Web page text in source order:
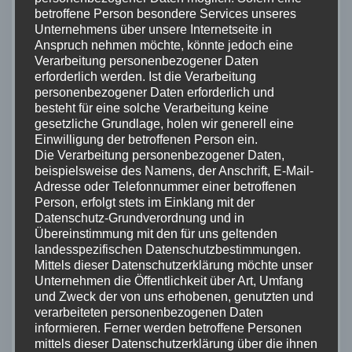
Informationen nach den allgemeinen Gesetzen
bleiben hiervon unberührt. Eine diesbezügliche
Haftung ist jedoch erst ab dem Zeitpunkt der
Kenntnis einer konkreten Rechtsverletzung
möglich. Bei Bekanntwerden von entsprechenden
Rechtsverletzungen werden wir diese Inhalte
umgehend entfernen.
Haftung für Links
Unser Angebot enthält Links zu externen Websites
Dritter, auf deren Inhalte wir keinen Einfluss haben.
Deshalb können wir für diese fremden Inhalte auch
keine Gewähr übernehmen. Für die Inhalte der
verlinkten Seiten ist stets der jeweilige Anbieter
oder Betreiber der Seiten verantwortlich. Die
verlinkten Seiten wurden zum Zeitpunkt der
Verlinkung auf mögliche Rechtsverstöße überprüft.
betroffene Person besondere Services unseres
Unternehmens über unsere Internetseite in
Anspruch nehmen möchte, könnte jedoch eine
Verarbeitung personenbezogener Daten
erforderlich werden. Ist die Verarbeitung
personenbezogener Daten erforderlich und
besteht für eine solche Verarbeitung keine
gesetzliche Grundlage, holen wir generell eine
Einwilligung der betroffenen Person ein.
Die Verarbeitung personenbezogener Daten,
beispielsweise des Namens, der Anschrift, E-Mail-
Adresse oder Telefonnummer einer betroffenen
Person, erfolgt stets im Einklang mit der
Datenschutz-Grundverordnung und in
Übereinstimmung mit den für uns geltenden
landesspezifischen Datenschutzbestimmungen.
Mittels dieser Datenschutzerklärung möchte unser
Unternehmen die Öffentlichkeit über Art, Umfang
und Zweck der von uns erhobenen, genutzten und
verarbeiteten personenbezogenen Daten
informieren. Ferner werden betroffene Personen
mittels dieser Datenschutzerklärung über die ihnen